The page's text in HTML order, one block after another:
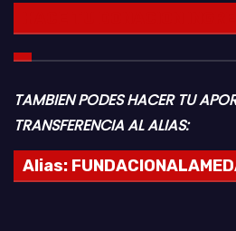
TAMBIEN PODES HACER TU
TRANSFERENCIA AL ALIAS:
Alias: